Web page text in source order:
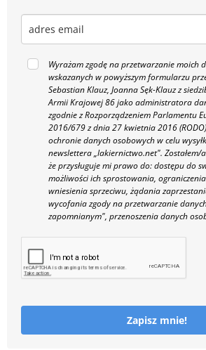
Wyrażam zgodę na przetwarzanie moich
wskazanych w powyższym formularzu
Sebastian Klauz, Joanna Sęk-Klauz z
Armii Krajowej 86 jako administratora
zgodnie z Rozporządzeniem Parlamentu
2016/679 z dnia 27 kwietnia 2016
ochronie danych osobowych w celu
newslettera „lakiernictwo.net".
że przysługuje mi prawo do: dostępu do
możliwości ich sprostowania,
wniesienia sprzeciwu, żądania
wycofania zgody na przetwarzanie
zapomnianym", przenoszenia danych
Zapisz mnie!